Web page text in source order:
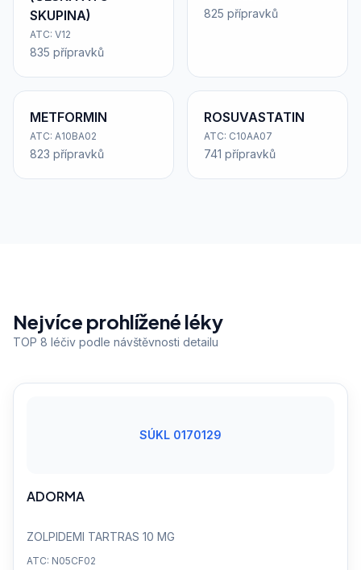
SKUPINA)
ATC: V12
835 přípravků
825 přípravků
METFORMIN
ATC: A10BA02
823 přípravků
ROSUVASTATIN
ATC: C10AA07
741 přípravků
Nejvíce prohlížené léky
TOP 8 léčiv podle návštěvnosti detailu
SÚKL 0170129
ADORMA
ZOLPIDEMI TARTRAS 10 MG
ATC: N05CF02